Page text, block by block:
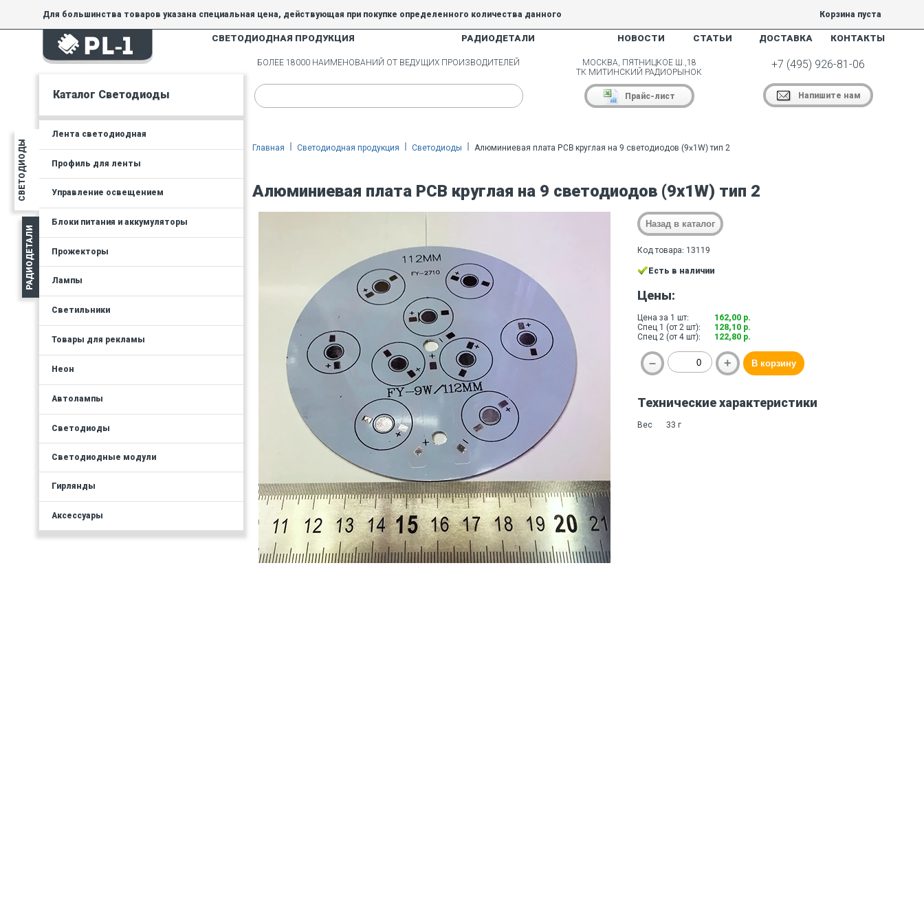
Для большинства товаров указана специальная цена, действующая при покупке определенного количества данного
товара.
На товары, купленные по специальной цене, общие скидки 5% и 10% не действуют.
Корзина пуста
СВЕТОДИОДНАЯ ПРОДУКЦИЯ РАДИОДЕТАЛИ НОВОСТИ СТАТЬИ ДОСТАВКА КОНТАКТЫ
СВЕТОДИОДЫ
РАДИОДЕТАЛИ
Каталог Светодиоды
Лента светодиодная
Профиль для ленты
Управление освещением
Блоки питания и аккумуляторы
Прожекторы
Лампы
Светильники
Товары для рекламы
Неон
Автолампы
Светодиоды
Светодиодные модули
Гирлянды
Аксессуары
БОЛЕЕ 18000 НАИМЕНОВАНИЙ ОТ ВЕДУЩИХ ПРОИЗВОДИТЕЛЕЙ
МОСКВА, ПЯТНИЦКОЕ Ш.,18
ТК МИТИНСКИЙ РАДИОРЫНОК
Прайс-лист
+7 (495) 926-81-06
Напишите нам
Главная Светодиодная продукция Светодиоды Алюминиевая плата PCB круглая на 9 светодиодов (9x1W) тип 2
Алюминиевая плата PCB круглая на 9 светодиодов (9x1W) тип 2
Код товара: 13119
Есть в наличии
Цены:
Цена за 1 шт:
162,00 р.
Спец 1 (от 2 шт):
128,10 р.
Спец 2 (от 4 шт):
122,80 р.
Технические характеристики
Вес 33 г